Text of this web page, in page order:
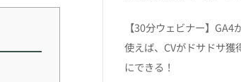
【30分ウェビナー】
使えば、CVがドサドサ獲
にできる！